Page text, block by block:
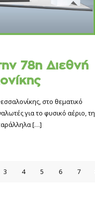
78η Διεθνή
στο θεματικό
για το φυσικό αέριο, τη
[…]
3 4 5 6 7